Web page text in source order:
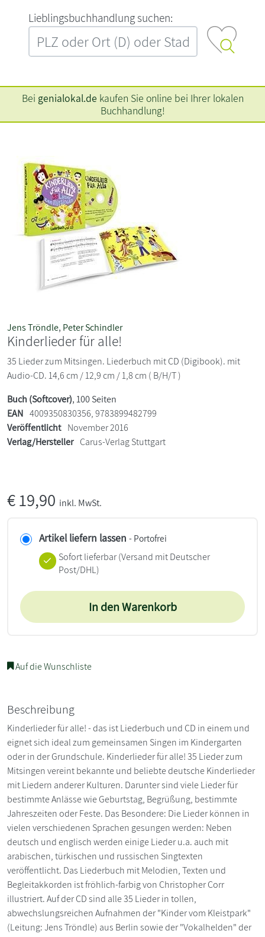
L‍i‍e‍b‍l‍i‍n‍g‍s‍b‍u‍c‍h‍h‍a‍n‍d‍l‍u‍n‍g‍ ‍s‍u‍c‍h‍e‍n‍:‍
Bei genialokal.de kaufen Sie online bei Ihrer lokalen
Buchhandlung!
Jens Tröndle, Peter Schindler
Kinderlieder für alle!
35 Lieder zum Mitsingen. Liederbuch mit CD (Digibook). mit
Audio-CD. 14,6 cm / 12,9 cm / 1,8 cm ( B/H/T )
Buch (Softcover), 100 Seiten
EAN 4009350830356, 9783899482799
Veröffentlicht November 2016
Verlag/Hersteller Carus-Verlag Stuttgart
€19,90 inkl. MwSt.
Artikel liefern lassen - Portofrei
Sofort lieferbar(Versand mit Deutscher
Post/DHL)
In den Warenkorb
Auf die Wunschliste
Beschreibung
Kinderlieder für alle! - das ist Liederbuch und CD in einem und
eignet sich ideal zum gemeinsamen Singen im Kindergarten
oder in der Grundschule. Kinderlieder für alle! 35 Lieder zum
Mitsingen vereint bekannte und beliebte deutsche Kinderlieder
mit Liedern anderer Kulturen. Darunter sind viele Lieder für
bestimmte Anlässe wie Geburtstag, Begrüßung, bestimmte
Jahreszeiten oder Feste. Das Besondere: Die Lieder können in
vielen verschiedenen Sprachen gesungen werden: Neben
deutsch und englisch werden einige Lieder u.a. auch mit
arabischen, türkischen und russischen Singtexten
veröffentlicht. Das Liederbuch mit Melodien, Texten und
Begleitakkorden ist fröhlich-farbig von Christopher Corr
illustriert. Auf der CD sind alle 35 Lieder in tollen,
abwechslungsreichen Aufnahmen der "Kinder vom Kleistpark"
(Leitung: Jens Tröndle) aus Berlin sowie der "Vokalhelden" der